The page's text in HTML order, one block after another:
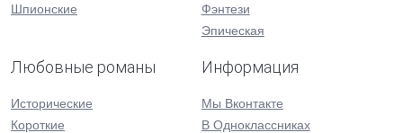
Шпионские
Фэнтези
Эпическая
Любовные романы
Исторические
Короткие
Информация
Мы Вконтакте
В Одноклассниках